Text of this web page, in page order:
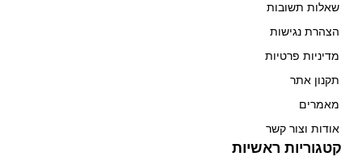
שאלות תשובות
הצהרת נגישות
מדיניות פרטיות
תקנון אתר
מאמרים
אודות וצור קשר
קטגוריות ראשיות